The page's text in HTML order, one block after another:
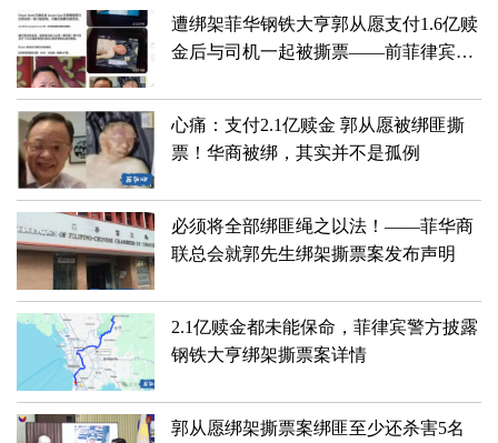
遭绑架菲华钢铁大亨郭从愿支付1.6亿赎
金后与司机一起被撕票——前菲律宾中
心痛：支付2.1亿赎金 郭从愿被绑匪撕
票！华商被绑，其实并不是孤例
必须将全部绑匪绳之以法！——菲华商
联总会就郭先生绑架撕票案发布声明
2.1亿赎金都未能保命，菲律宾警方披露
钢铁大亨绑架撕票案详情
郭从愿绑架撕票案绑匪至少还杀害5名